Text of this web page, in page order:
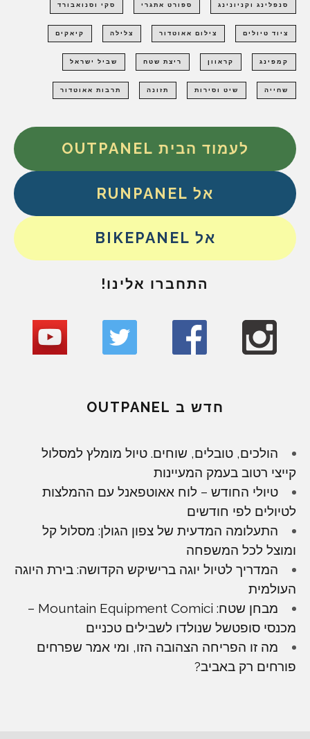
סנפלינג וקניונינג ספורט אתגרי סקי וסנואבורד
ציוד טיולים צילום אאוטדור צלילה קיאקים
קמפינג קראוון ריצת שטח שביל ישראל
שחייה שיט וסירות תזונה תרבות אאוטדור
לעמוד הבית OUTPANEL
אל RUNPANEL
אל BIKEPANEL
התחברו אלינו!
חדש ב OUTPANEL
הולכים, טובלים, שוחים. טיול מומלץ למסלול
קייצי רטוב בעמק המעיינות
טיולי החודש – לוח אאוטפאנל עם ההמלצות
לטיולים לפי חודשים
התעלומה המדעית של צפון הגולן: מסלול קל
ומוצל לכל המשפחה
המדריך לטיול יוגה ברישיקש הקדושה: בירת היוגה
העולמית
מבחן שטח: Mountain Equipment Comici –
מכנסי סופטשל שנולדו לשבילים טכניים
מה זו הפריחה הצהובה הזו, ומי אמר שפרחים
פורחים רק באביב?